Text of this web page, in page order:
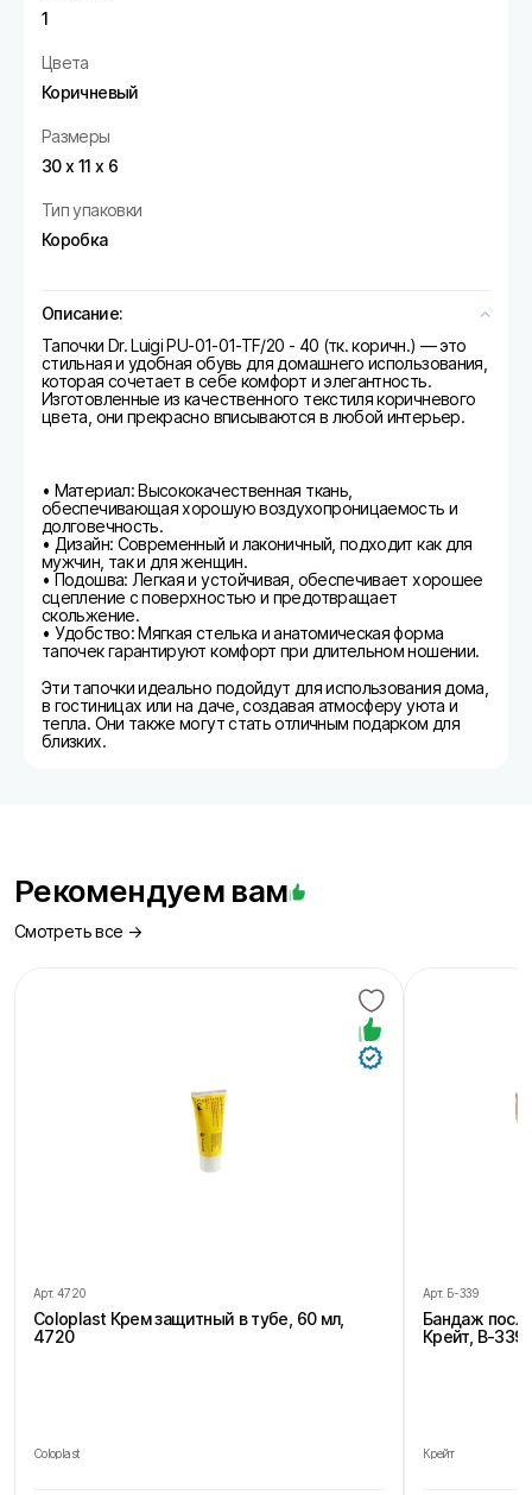
1
Цвета
Коричневый
Размеры
30 х 11 х 6
Тип упаковки
Коробка
Описание:
Тапочки Dr. Luigi PU-01-01-TF/20 - 40 (тк. коричн.) — это
стильная и удобная обувь для домашнего использования,
которая сочетает в себе комфорт и элегантность.
Изготовленные из качественного текстиля коричневого
цвета, они прекрасно вписываются в любой интерьер.
• Материал: Высококачественная ткань,
обеспечивающая хорошую воздухопроницаемость и
долговечность.
• Дизайн: Современный и лаконичный, подходит как для
мужчин, так и для женщин.
• Подошва: Легкая и устойчивая, обеспечивает хорошее
сцепление с поверхностью и предотвращает
скольжение.
• Удобство: Мягкая стелька и анатомическая форма
тапочек гарантируют комфорт при длительном ношении.
Эти тапочки идеально подойдут для использования дома,
в гостиницах или на даче, создавая атмосферу уюта и
тепла. Они также могут стать отличным подарком для
близких.
Рекомендуем вам
Смотреть все →
Арт. 4720
Coloplast Крем защитный в тубе, 60 мл,
4720
Coloplast
Арт. Б-339
Бандаж
Крейт, В-
Крейт